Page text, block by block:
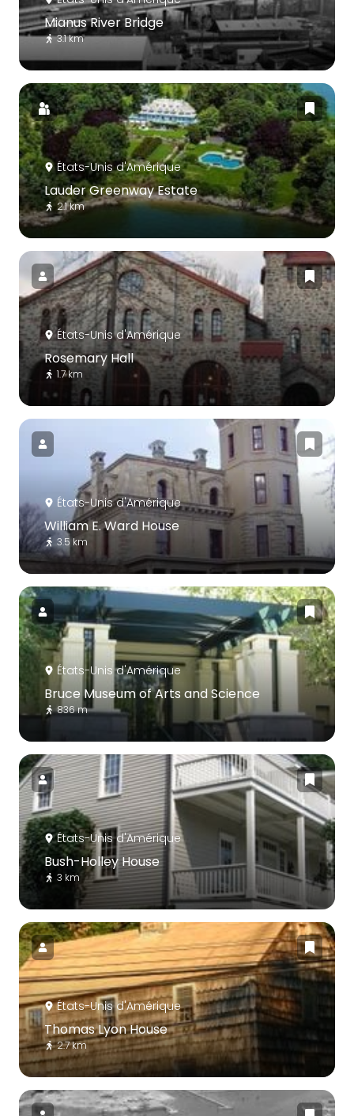
Mianus River Bridge
3.1 km
États-Unis d'Amérique
Lauder Greenway Estate
2.1 km
États-Unis d'Amérique
Rosemary Hall
1.7 km
États-Unis d'Amérique
William E. Ward House
3.5 km
États-Unis d'Amérique
Bruce Museum of Arts and Science
836 m
États-Unis d'Amérique
Bush-Holley House
3 km
États-Unis d'Amérique
Thomas Lyon House
2.7 km